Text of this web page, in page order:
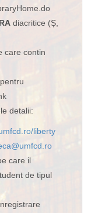
diacritice (Ș,
care contin
detalii:
liberty
care il
de tipul